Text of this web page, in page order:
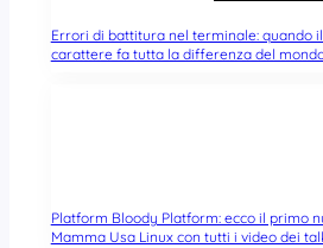
Errori di battitura nel terminale: quando
carattere fa tutta la differenza del
Platform Bloody Platform: ecco il primo
Mamma Usa Linux con tutti i video dei